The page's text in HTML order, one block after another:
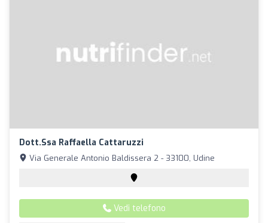
Dott.ssa Raffaella Cattaruzzi
Via Generale Antonio Baldissera 2 - 33100, Udine
Vedi telefono